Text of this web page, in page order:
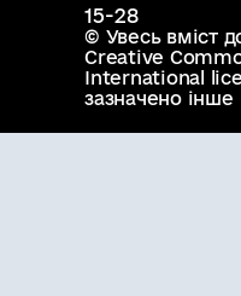
15-28
© Увесь вміст
Creative
International
зазначено інше